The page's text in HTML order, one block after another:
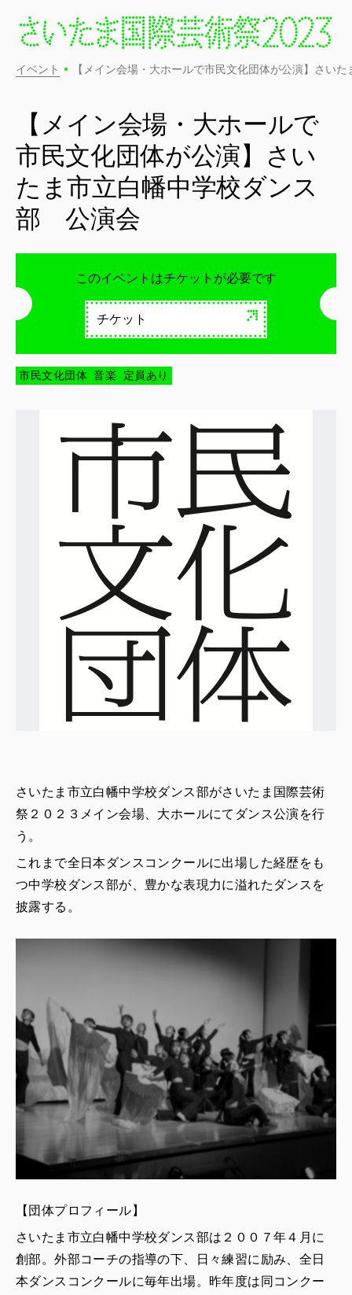
イベント 【メイン会場・大ホールで市民文化団体が公演】さい
【メイン会場・大ホールで
市民文化団体が公演】さい
たま市立白幡中学校ダンス
部 公演会
このイベントはチケットが必要です
チケット
市民文化団体 音楽 定員あり
さいたま市立白幡中学校ダンス部がさいたま国際芸術
祭２０２３メイン会場、大ホールにてダンス公演を行
う。
これまで全日本ダンスコンクールに出場した経歴をも
つ中学校ダンス部が、豊かな表現力に溢れたダンスを
披露する。
【団体プロフィール】
さいたま市立白幡中学校ダンス部は２００７年４月に
創部。外部コーチの指導の下、日々練習に励み、全日
本ダンスコンクールに毎年出場。昨年度は同コンクー